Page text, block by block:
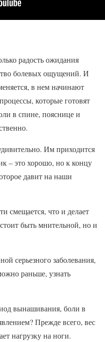
радость ожидания
болевых ощущений. И
в нем начинают
которые готовят
в спине, пояснице и
Им приходится
– это хорошо, но к концу
давит на наши
смещается, что и делает
быть мнительной, но и
серьезного заболевания,
раньше, узнать
вынашивания, боли в
Прежде всего, вес
нагрузку на ноги.